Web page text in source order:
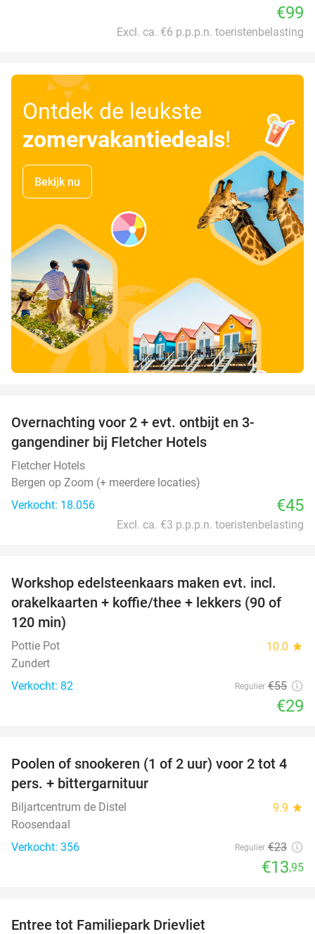
€99
Excl. ca. €6 p.p.p.n. toeristenbelasting
Ontdek de leukste
zomervakantiedeals!
Bekijk nu
Overnachting voor 2 + evt. ontbijt en 3-
gangendiner bij Fletcher Hotels
Fletcher Hotels
Bergen op Zoom (+ meerdere locaties)
Verkocht: 18.056
€45
Excl. ca. €3 p.p.p.n. toeristenbelasting
47%
Workshop edelsteenkaars maken evt. incl.
orakelkaarten + koffie/thee + lekkers (90 of
120 min)
Pottie Pot 10.0 star
Zundert
Verkocht: 82
Regulier €55
€29
39%
Poolen of snookeren (1 of 2 uur) voor 2 tot 4
pers. + bittergarnituur
Biljartcentrum de Distel 9.9 star
Roosendaal
Verkocht: 356
Regulier €23
€13,95
Entree tot Familiepark Drievliet